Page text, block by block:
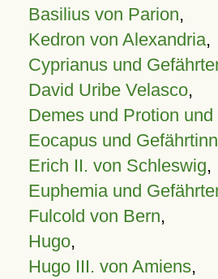
Basilius von Parion,
Kedron von Alexandria,
Cyprianus und
David Uribe Velasco,
Demes und Protion und
Eocapus und
Erich II. von Schleswig,
Euphemia und
Fulcold von Bern,
Hugo,
Hugo III. von Amiens,